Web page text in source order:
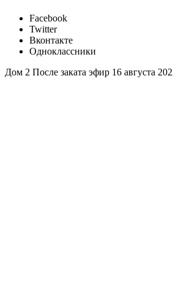
Facebook
Twitter
Вконтакте
Одноклассники
Дом 2 После заката эфир 16 августа